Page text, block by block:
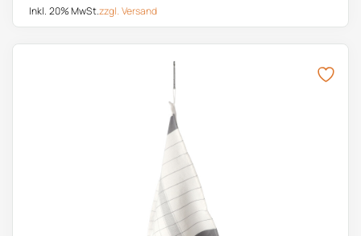
Inkl. 20% MwSt.zzgl. Versand
Dieses Produkt weist mehrere Varianten auf. Die Optionen